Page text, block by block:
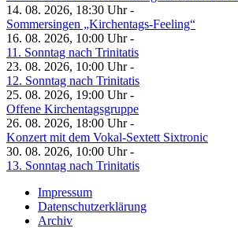
14. 08. 2026, 18:30 Uhr -
Sommersingen „Kirchentags-Feeling“
16. 08. 2026, 10:00 Uhr -
11. Sonntag nach Trinitatis
23. 08. 2026, 10:00 Uhr -
12. Sonntag nach Trinitatis
25. 08. 2026, 19:00 Uhr -
Offene Kirchentagsgruppe
26. 08. 2026, 18:00 Uhr -
Konzert mit dem Vokal-Sextett Sixtronic
30. 08. 2026, 10:00 Uhr -
13. Sonntag nach Trinitatis
Impressum
Datenschutzerklärung
Archiv